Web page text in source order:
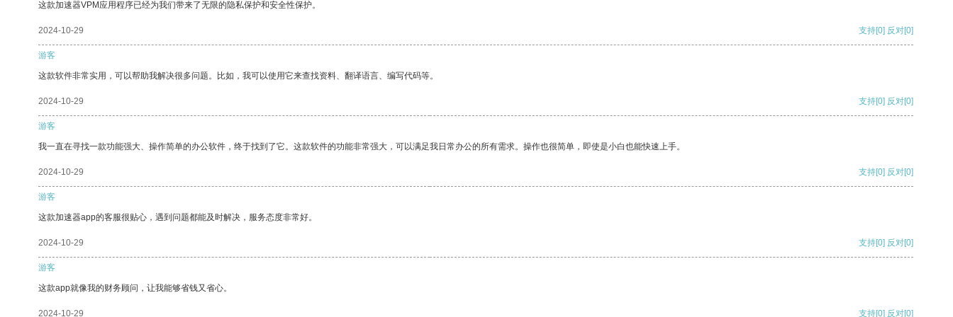
这款加速器VPM应用程序已经为我们带来了无限的隐私保护和安全性保护。
2024-10-29 支持[0] 反对[0]
游客
这款软件非常实用，可以帮助我解决很多问题。比如，我可以使用它来查找资料、翻译语言、编写代码等。
2024-10-29 支持[0] 反对[0]
游客
我一直在寻找一款功能强大、操作简单的办公软件，终于找到了它。这款软件的功能非常强大，可以满足我日常办公的所有需求。操作也很简单，即使是小白也能快速上手。
2024-10-29 支持[0] 反对[0]
游客
这款加速器app的客服很贴心，遇到问题都能及时解决，服务态度非常好。
2024-10-29 支持[0] 反对[0]
游客
这款app就像我的财务顾问，让我能够省钱又省心。
2024-10-29 支持[0] 反对[0]